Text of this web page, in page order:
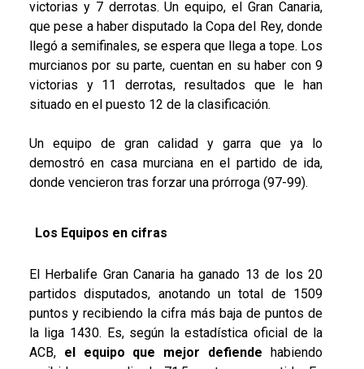
victorias y 7 derrotas. Un equipo, el Gran Canaria,
que pese a haber disputado la Copa del Rey, donde
llegó a semifinales, se espera que llega a tope. Los
murcianos por su parte, cuentan en su haber con 9
victorias y 11 derrotas, resultados que le han
situado en el puesto 12 de la clasificación.
Un equipo de gran calidad y garra que ya lo
demostró en casa murciana en el partido de ida,
donde vencieron tras forzar una prórroga (97-99).
Los Equipos en cifras
El Herbalife Gran Canaria ha ganado 13 de los 20
partidos disputados, anotando un total de 1509
puntos y recibiendo la cifra más baja de puntos de
la liga 1430. Es, según la estadística oficial de la
ACB, el equipo que mejor defiende habiendo